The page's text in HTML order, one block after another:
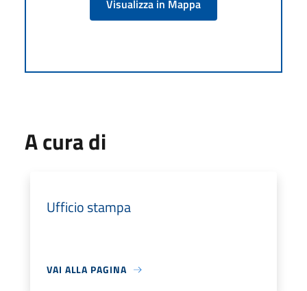
Visualizza in Mappa
A cura di
Ufficio stampa
VAI ALLA PAGINA